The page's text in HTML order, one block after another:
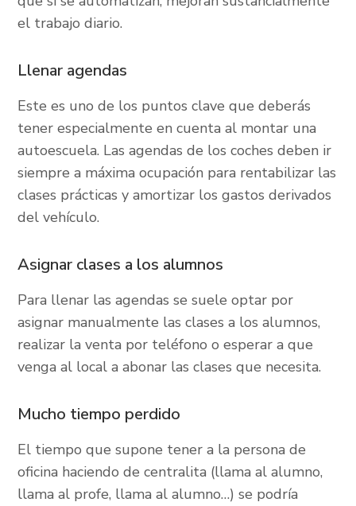
el trabajo diario.
Llenar agendas
Este es uno de los puntos clave que deberás
tener especialmente en cuenta al montar una
autoescuela. Las agendas de los coches deben ir
siempre a máxima ocupación para rentabilizar las
clases prácticas y amortizar los gastos derivados
del vehículo.
Asignar clases a los alumnos
Para llenar las agendas se suele optar por
asignar manualmente las clases a los alumnos,
realizar la venta por teléfono o esperar a que
venga al local a abonar las clases que necesita.
Mucho tiempo perdido
El tiempo que supone tener a la persona de
oficina haciendo de centralita (llama al alumno,
llama al profe, llama al alumno…) se podría